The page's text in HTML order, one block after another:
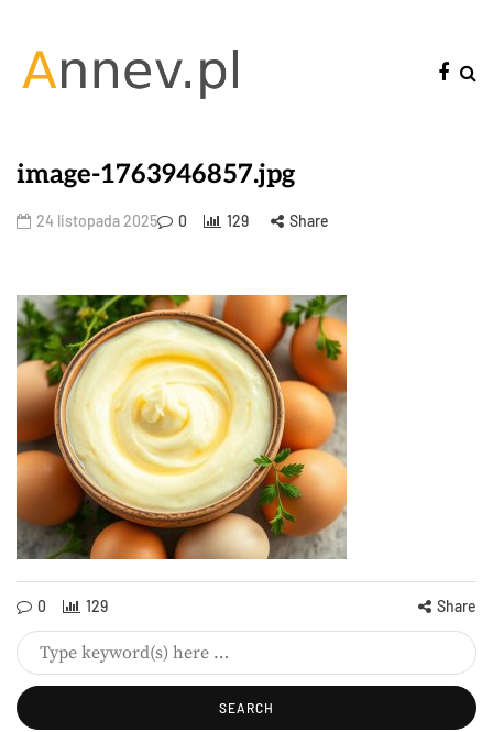
image-1763946857.jpg
24 listopada 2025 0 129 Share
0 129 Share